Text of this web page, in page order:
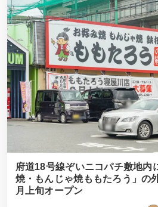
府道18号線ぞいニコパチ敷地内
焼・もんじゃ焼ももたろう」の
月上旬オープン